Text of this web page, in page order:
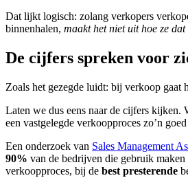
Dat lijkt logisch: zolang verkopers
binnenhalen, maakt het niet uit hoe ze
De cijfers spreken voor
Zoals het gezegde luidt: bij verkoop gaat
Laten we dus eens naar de cijfers kijken.
een vastgelegde verkoopproces zo’n
Een onderzoek van Sales Management
90% van de bedrijven die gebruik
verkoopproces, bij de best presterende